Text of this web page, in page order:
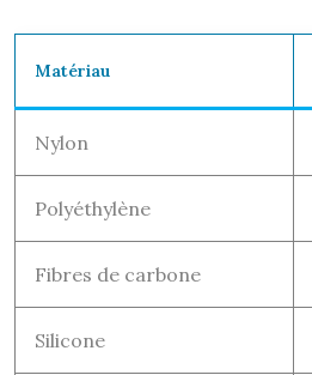
Matériau
Nylon
Polyéthylène
Fibres de carbone
Silicone